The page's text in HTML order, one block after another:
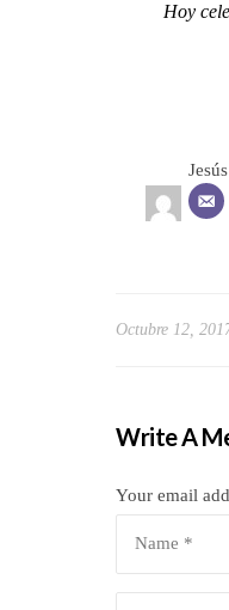
Hoy
Octubre 12,
Write A
Your email